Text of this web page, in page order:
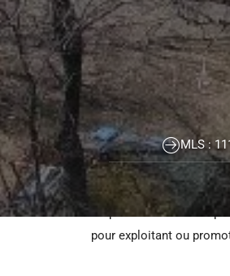
MLS :
Courtier immobilier
Bâtisse commerciale/
592 Ch. Lakeside,Lac-
À vendre -- Motel &
Propriété commerciale
chambres+2 studios) +
Zonage commercial
Emplacement
pour exploitant ou